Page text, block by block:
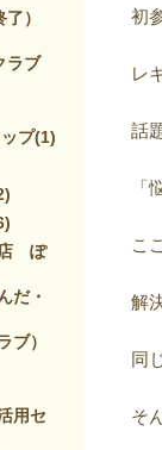
初
レ
話
「
こ
解
同
そ
）
ラブ
プ(1)
店 ぽ
だ・
ブ）
用セ